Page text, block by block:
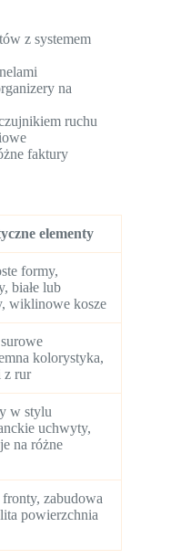
z systemem
na
ruchu
faktury
elementy
formy,
białe lub
wiklinowe kosze
kolorystyka,
z rur
w stylu
uchwyty,
na różne
zabudowa
powierzchnia